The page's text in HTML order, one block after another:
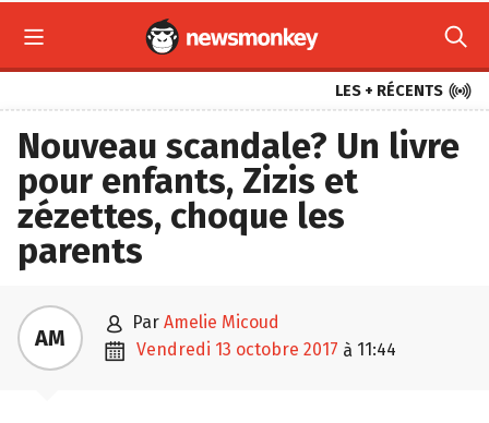
 
LES + RÉCENTS 
Nouveau scandale? Un livre
pour enfants, Zizis et
zézettes, choque les
parents
AM  par Amelie Micoud
 vendredi 13 octobre 2017 à 11:44